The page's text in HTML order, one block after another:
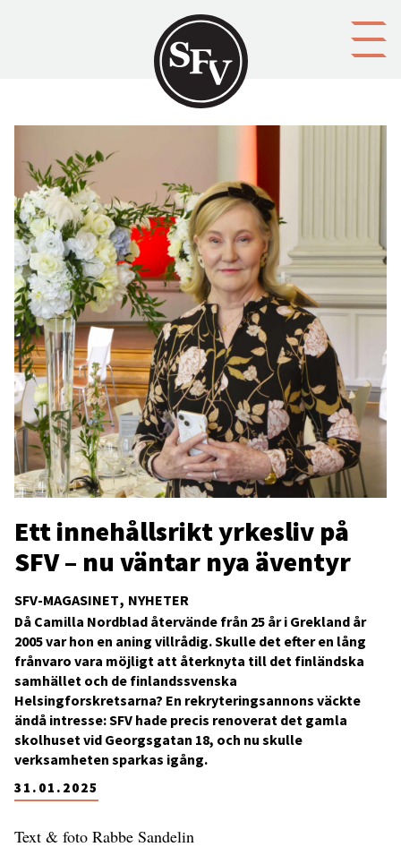
SFV-MAGASINET NYHETER
Ett innehållsrikt yrkesliv på
SFV – nu väntar nya äventyr
31.01.2025
Då Camilla Nordblad återvände från 25 år i Grekland år
2005 var hon en aning villrådig. Skulle det efter en lång
frånvaro vara möjligt att återknyta till det finländska
samhället och de finlandssvenska
Helsingforskretsarna? En rekryteringsannons väckte
ändå intresse: SFV hade precis renoverat det gamla
skolhuset vid Georgsgatan 18, och nu skulle
verksamheten sparkas igång.
Text & foto Rabbe Sandelin